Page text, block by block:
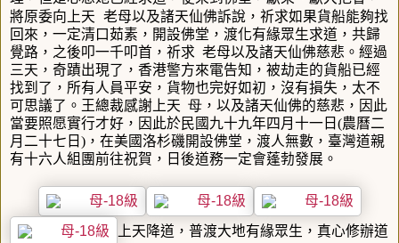
將原委向上天 老母以及諸天仙佛訴說，祈求如果貨船能夠找
回來，一定清口茹素，開設佛堂，渡化有緣眾生求道，共歸
覺路，之後叩一千叩首，祈求 老母以及諸天仙佛慈悲。經過
三天，奇蹟出現了，香港警方來電告知，被劫走的貨船已經
找到了，所有人員平安，貨物也完好如初，沒有損失，太不
可思議了。王總裁感謝上天 母 ，以及諸天仙佛的慈悲，因此
當要照愿實行才好，因此於民國九十九年四月十一日 (農曆二
月二十七日 ) ，在美國洛杉磯開設佛堂，渡人無數，臺灣道親
有十六人組團前往祝賀，日後道務一定會蓬勃發展。
上天降道，普渡大地有緣眾生，真心修辦道